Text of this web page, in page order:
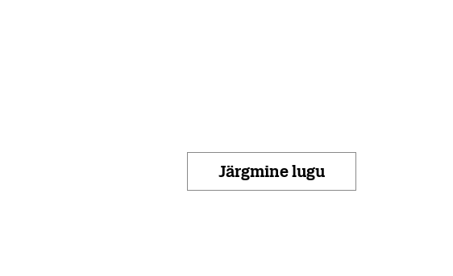
Järgmine lugu